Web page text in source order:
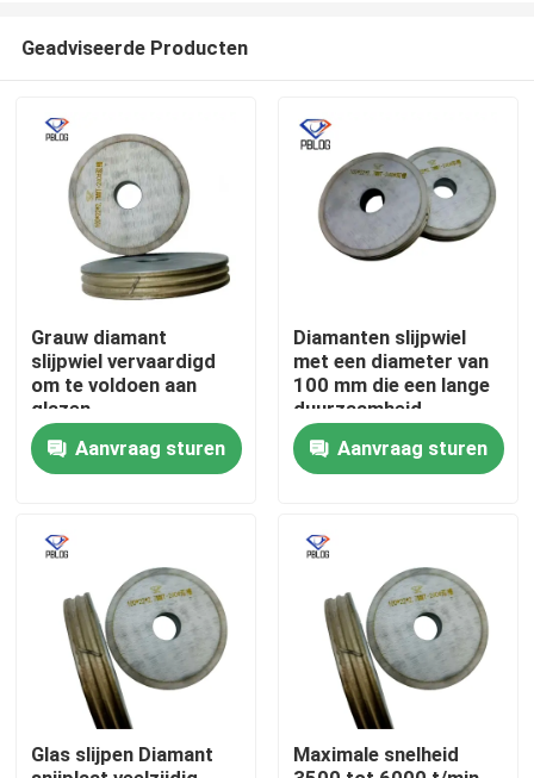
Thuis
Producten
Over ons
Fabrieksreis
Kwaliteitscontrole
Geadviseerde Producten
Grauw diamant
slijpwiel vervaardigd
om te voldoen aan
glazen
slijpstandaarden die
een uniforme
korrelverdeling en
Aanvraag sturen
Diamanten slijpwiel
met een diameter van
100 mm die een lange
duurzaamheid
garandeert, geschikt
voor toepassingen op
het gebied van
Aanvraag sturen
Glas slijpen Diamant
Maximale snelheid